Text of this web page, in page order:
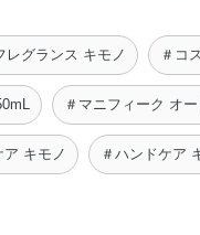
レグランス キモノ ＃コ
＃マニフィーク オ
ア キモノ ＃ハンドケア